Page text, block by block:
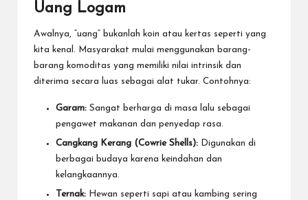
Uang Logam
Awalnya, “uang” bukanlah koin atau kertas seperti yang
kita kenal. Masyarakat mulai menggunakan barang-
barang komoditas yang memiliki nilai intrinsik dan
diterima secara luas sebagai alat tukar. Contohnya:
Garam: Sangat berharga di masa lalu sebagai
pengawet makanan dan penyedap rasa.
Cangkang Kerang (Cowrie Shells): Digunakan di
berbagai budaya karena keindahan dan
kelangkaannya.
Ternak: Hewan seperti sapi atau kambing sering